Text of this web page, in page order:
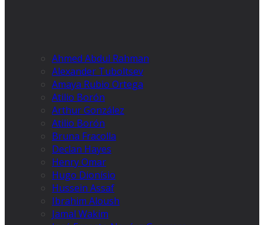
Ahmed Abdul Rahman
Alexander Tuboltsev
Amaya Rubio Ortega
Atilio Borón
Arthur González
Atilio Borón
Bruna Fracolla
Declan Hayes
Henry Omar
Hugo Dionísio
Hussein Assaf
Ibrahim Aloush
Jamal Wakim